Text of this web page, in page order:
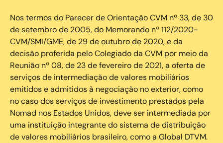
Nos termos do Parecer de Orientação CVM nº 33, de 30
de setembro de 2005, do Memorando nº 112/2020-
CVM/SMI/GME, de 29 de outubro de 2020, e da
decisão proferida pelo Colegiado da CVM por meio da
Reunião nº 08, de 23 de fevereiro de 2021, a oferta de
serviços de intermediação de valores mobiliários
emitidos e admitidos à negociação no exterior, como
no caso dos serviços de investimento prestados pela
Nomad nos Estados Unidos, deve ser intermediada por
uma instituição integrante do sistema de distribuição
de valores mobiliários brasileiro, como a Global DTVM.